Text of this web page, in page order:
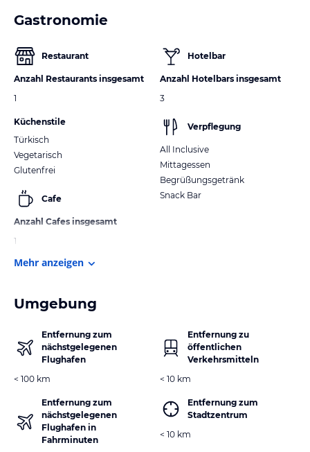
Gastronomie
Restaurant
Anzahl Restaurants insgesamt
1
Küchenstile
Türkisch
Vegetarisch
Glutenfrei
Cafe
Anzahl Cafes insgesamt
1
Hotelbar
Anzahl Hotelbars insgesamt
3
Verpflegung
All Inclusive
Mittagessen
Begrüßungsgetränk
Snack Bar
Mehr anzeigen
Umgebung
Entfernung zum
nächstgelegenen
Flughafen
< 100 km
Entfernung zum
nächstgelegenen
Flughafen in
Fahrminuten
Entfernung zu
öffentlichen
Verkehrsmitteln
< 10 km
Entfernung zum
Stadtzentrum
< 10 km